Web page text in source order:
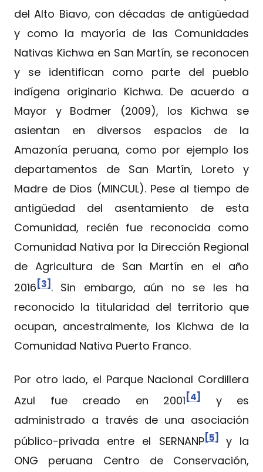
del Alto Biavo, con décadas de antigüedad
y como la mayoría de las Comunidades
Nativas Kichwa en San Martín, se reconocen
y se identifican como parte del pueblo
indígena originario Kichwa. De acuerdo a
Mayor y Bodmer (2009), los Kichwa se
asientan en diversos espacios de la
Amazonía peruana, como por ejemplo los
departamentos de San Martín, Loreto y
Madre de Dios (MINCUL). Pese al tiempo de
antigüedad del asentamiento de esta
Comunidad, recién fue reconocida como
Comunidad Nativa por la Dirección Regional
de Agricultura de San Martín en el año
2016 [3] . Sin embargo, aún no se les ha
reconocido la titularidad del territorio que
ocupan, ancestralmente, los Kichwa de la
Comunidad Nativa Puerto Franco.
Por otro lado, el Parque Nacional Cordillera
Azul fue creado en 2001 [4]
y es
administrado a través de una asociación
público-privada entre el SERNANP[5]
y la
ONG peruana Centro de Conservación,